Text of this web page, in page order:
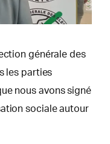
générale des
les parties
nous avons signé
sociale autour